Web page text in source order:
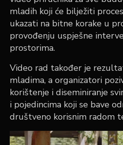
mladih koji će bilježiti
ukazati na bitne korake u
provođenju uspješne
prostorima.
Video rad također je
mladima, a organizatori
korištenje i diseminiranje
i pojedincima koji se bave
društveno korisnim radom